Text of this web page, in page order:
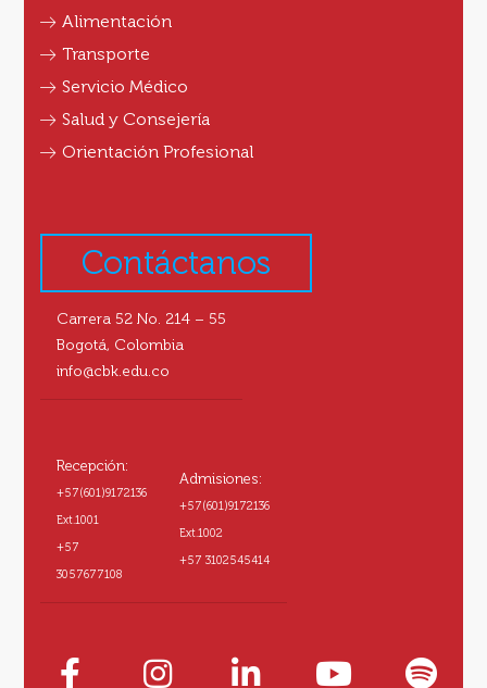
Alimentación
Transporte
Servicio Médico
Salud y Consejería
Orientación Profesional
Contáctanos
Carrera 52 No. 214 – 55
Bogotá, Colombia
info@cbk.edu.co
Recepción:
+57(601)9172136
Ext.1001
+57
3057677108
Admisiones:
+57(601)9172136
Ext.1002
+57 3102545414